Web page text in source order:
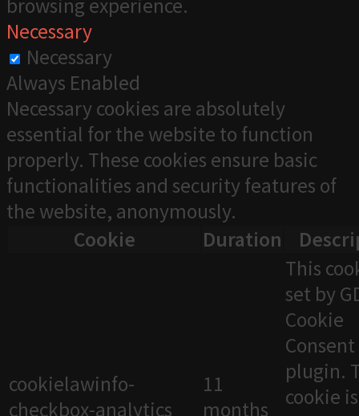
browsing experience.
Necessary
Necessary
Always Enabled
Necessary cookies are absolutely
essential for the website to function
properly. These cookies ensure basic
functionalities and security features of
the website, anonymously.
Cookie
Duration
cookielawinfo-
checkbox-analytics
11
months
This
set by
Cookie
Consent
plugin.
cookie